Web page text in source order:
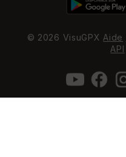
© 2026 VisuGPX Aide
API